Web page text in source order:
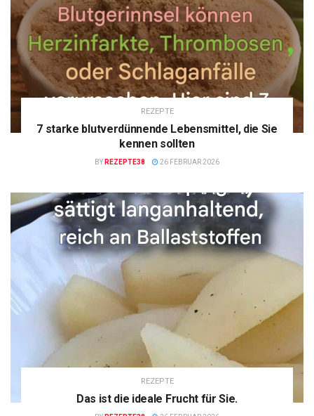
REZEPTE
7 starke blutverdünnende Lebensmittel, die Sie
kennen sollten
BY REZEPTE38 26 FEBRUAR 2026
REZEPTE
Das ist die ideale Frucht für Sie.